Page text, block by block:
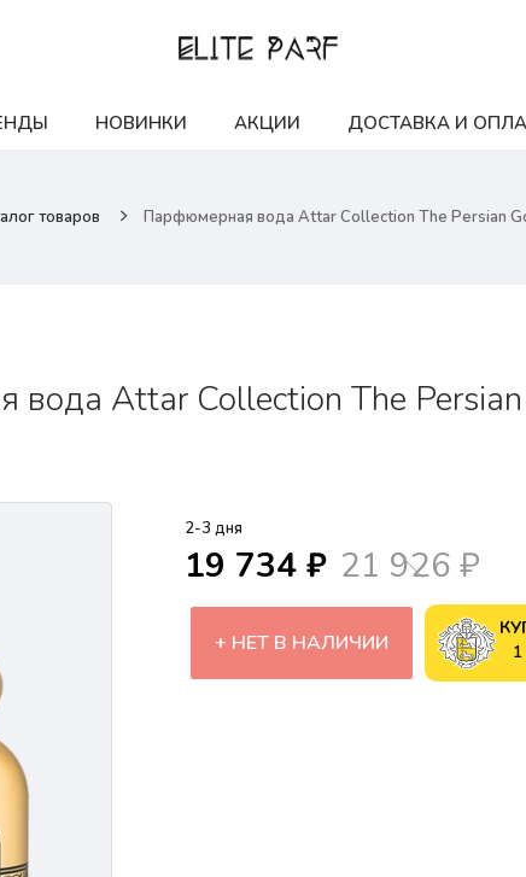
НОВИНКИ АКЦИИ ДОСТАВКА И
товаров Парфюмерная вода Attar Collection The Persian
вода Attar Collection The
2-3 дня
19 734 ₽ 21 926 ₽
НЕТ В НАЛИЧИИ